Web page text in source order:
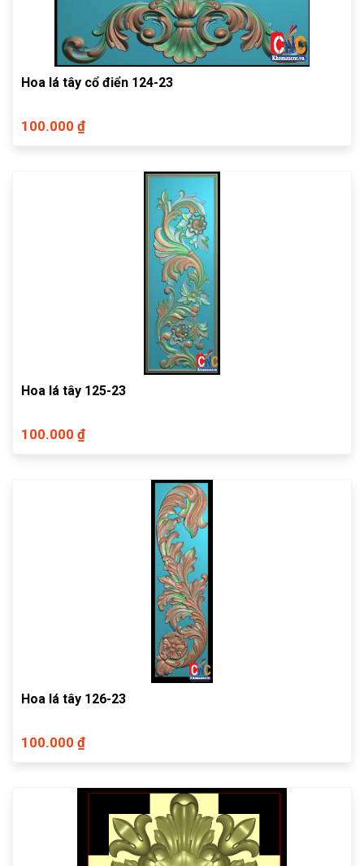
Hoa lá tây cổ điển 124-23
100.000 ₫
Hoa lá tây 125-23
100.000 ₫
Hoa lá tây 126-23
100.000 ₫